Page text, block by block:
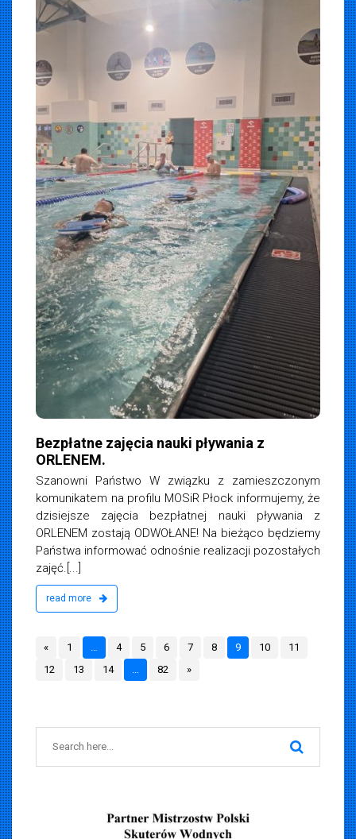
Bezpłatne zajęcia nauki pływania z
ORLENEM.
Szanowni Państwo W związku z zamieszczonym
komunikatem na profilu MOSiR Płock informujemy, że
dzisiejsze zajęcia bezpłatnej nauki pływania z
ORLENEM zostają ODWOŁANE! Na bieżąco będziemy
Państwa informować odnośnie realizacji pozostałych
zajęć.[...]
read more
« 1 4 5 6 7 8 9 10
11
12
13 14 82 »